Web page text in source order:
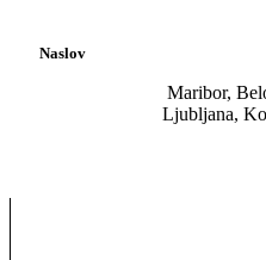
Naslov
Maribor,
Ljubljana,